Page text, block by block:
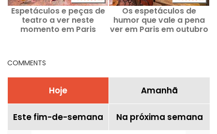
Espetáculos e peças de
teatro a ver neste
momento em Paris
Os espetáculos de
humor que vale a pena
ver em Paris em outubro
COMMENTS
Hoje Amanhã
Este fim-de-semana Na próxima semana